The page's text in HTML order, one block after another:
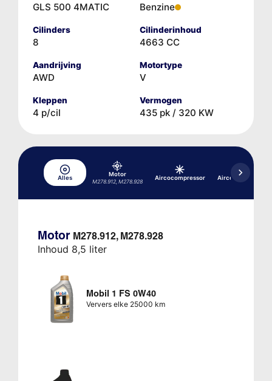
GLS 500 4MATIC Benzine
Cilinders
8
Cilinderinhoud
4663 CC
Aandrijving
AWD
Motortype
V
Kleppen
4 p/cil
Vermogen
435 pk / 320 KW
Alles
Motor
M278.912, M278.928
Aircocompressor Aircosysteem
Motor M278.912, M278.928
Inhoud 8,5 liter
Mobil 1 FS 0W40
Ververs elke 25000 km